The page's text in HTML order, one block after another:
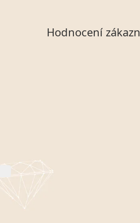
Hodnocení